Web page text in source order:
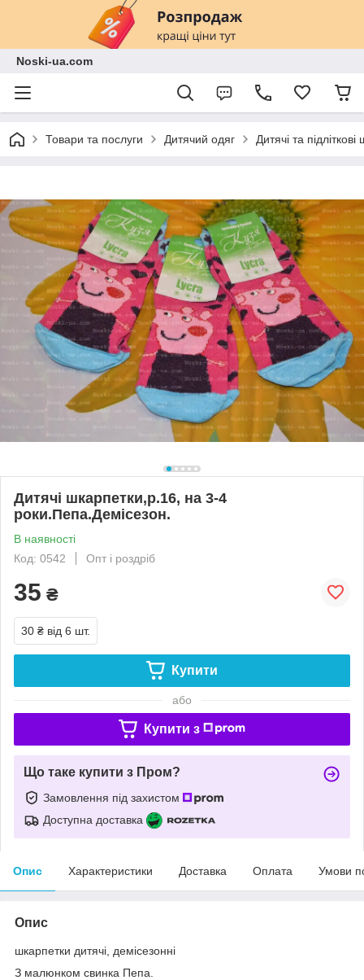
Noski-ua.com
Товари та послуги Дитячий одяг Дитячі та
Дитячі шкарпетки,р.16, на 3-4
роки.Пепа.Демісезон.
В наявності
Код: 0542
Опт і роздріб
35 ₴
30 ₴ від 6 шт.
Купити
або
Купити з
Що таке купити з Пром?
Замовлення під захистом
Доступна доставка
Опис Характеристики Доставка Оплата Умови
Опис
шкарпетки дитячі, демісезонні
З малюнком свинка Пепа.